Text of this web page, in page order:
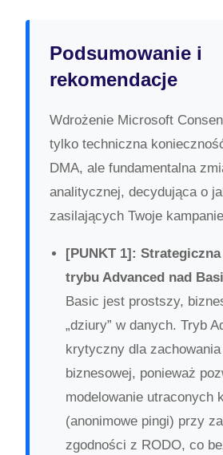
Podsumowanie i
rekomendacje
Wdrożenie Microsoft
tylko techniczna
DMA, ale fundamentalna
analitycznej, decydująca o
zasilających Twoje
[PUNKT 1]:
trybu Advanced nad
Basic jest prostszy,
„dziury” w danych. Tryb
krytyczny dla zachowania
biznesowej, ponieważ
modelowanie utraconych
(anonimowe pingi) przy
zgodności z RODO, co